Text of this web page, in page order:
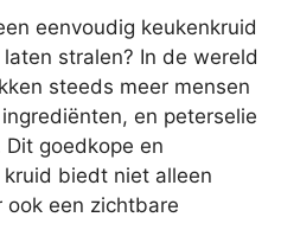
eenvoudig keukenkruid
stralen? In de wereld
steeds meer mensen
en peterselie
goedkope en
biedt niet alleen
ook een zichtbare